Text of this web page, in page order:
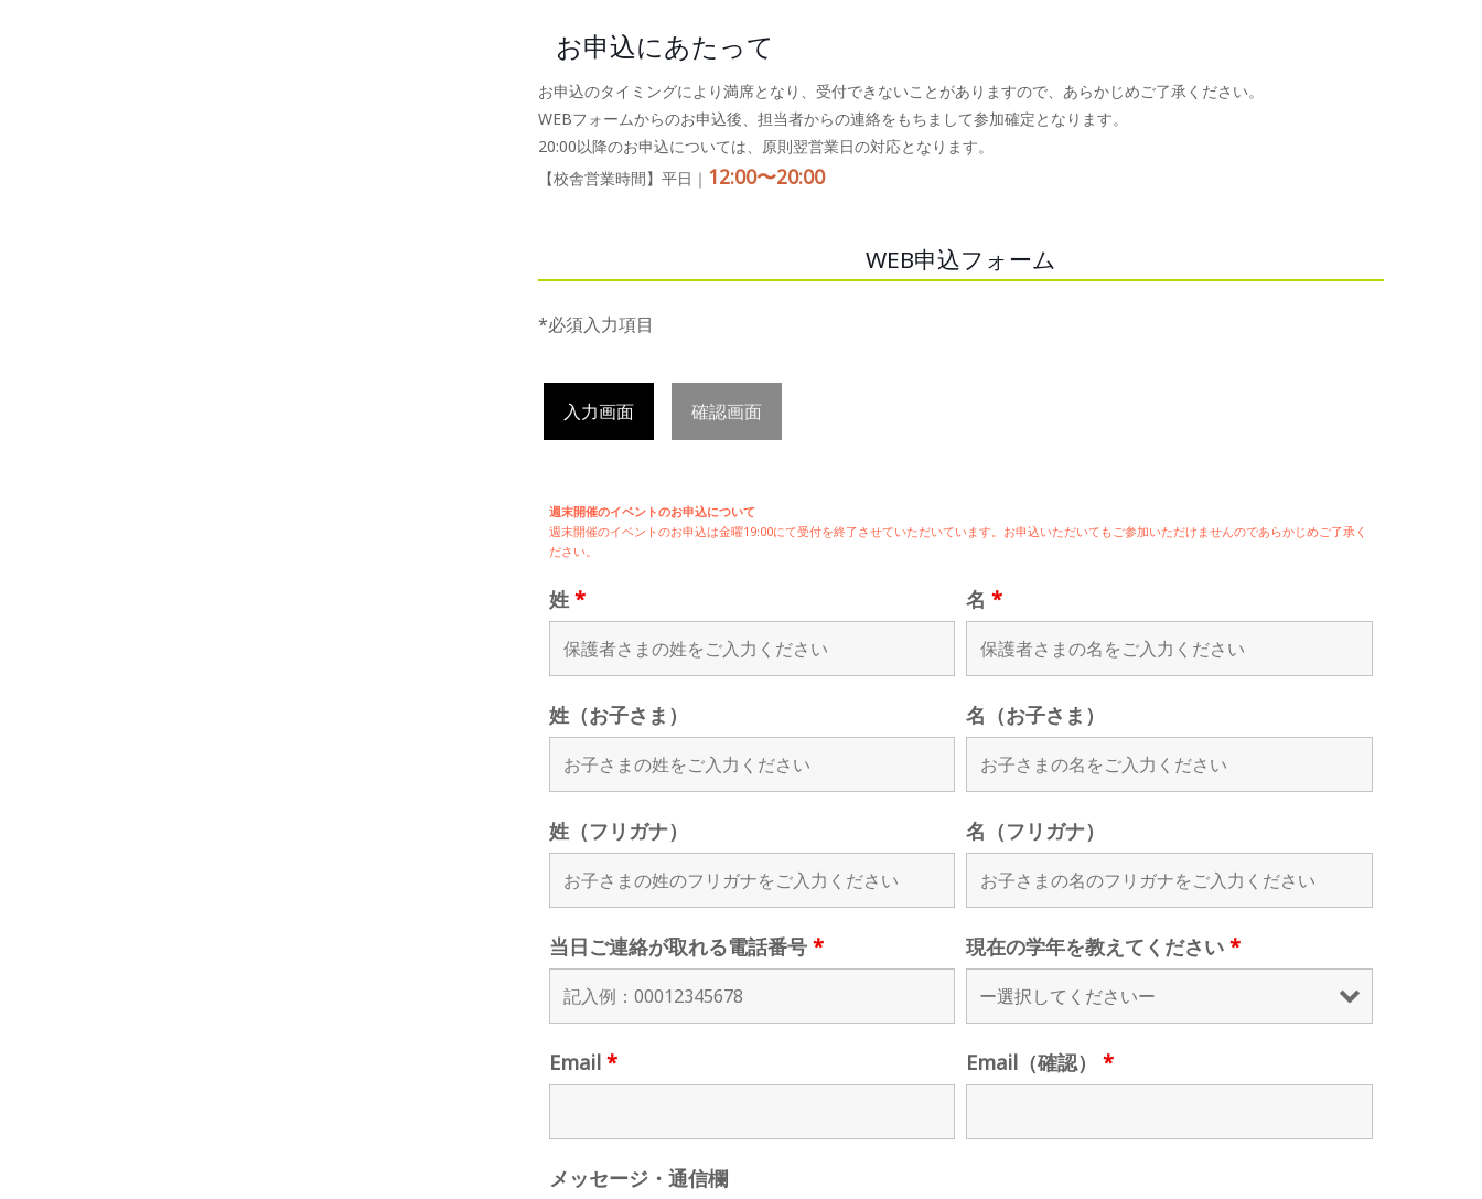
お申込にあたって
お申込のタイミングにより満席となり、受付できないことがありますので、あらかじめご了承ください。
WEBフォームからのお申込後、担当者からの連絡をもちまして参加確定となります。
20:00以降のお申込については、原則翌営業日の対応となります。
【校舎営業時間】平日｜ 12:00〜20:00
WEB申込フォーム
*必須入力項目
入力画面 確認画面
週末開催のイベントのお申込について
週末開催のイベントのお申込は金曜19:00にて受付を終了させていただいています。お申込いただいてもご参加いただけませんのであらかじめご了承く
ださい。
姓 * 名*
姓（お子さま） 名（お子さま）
姓（フリガナ） 名（フリガナ）
当日ご連絡が取れる電話番号 * 現在の学年を教えてください*
Email * Email（確認）*
メッセージ・通信欄